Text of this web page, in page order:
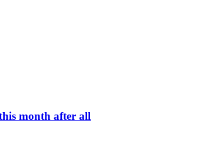
month after all